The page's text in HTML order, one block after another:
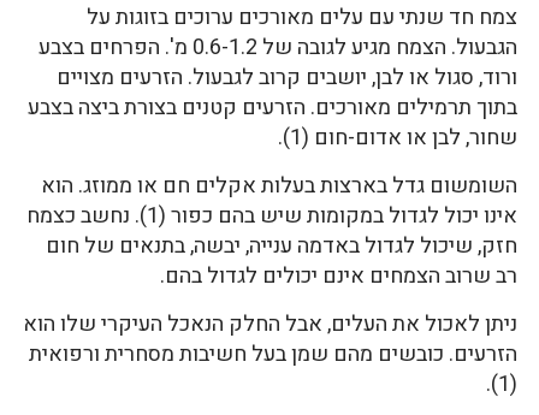
צמח חד שנתי עם עלים מאורכים ערוכים בזוגות על
הגבעול. הצמח מגיע לגובה של 0.6-1.2 מ'. הפרחים בצבע
ורוד, סגול או לבן, יושבים קרוב לגבעול. הזרעים מצויים
בתוך תרמילים מאורכים. הזרעים קטנים בצורת ביצה בצבע
שחור, לבן או אדום-חום (1).
השומשום גדל בארצות בעלות אקלים חם או ממוזג. הוא
אינו יכול לגדול במקומות שיש בהם כפור (1). נחשב כצמח
חזק, שיכול לגדול באדמה ענייה, יבשה, בתנאים של חום
רב שרוב הצמחים אינם יכולים לגדול בהם.
ניתן לאכול את העלים, אבל החלק הנאכל העיקרי שלו הוא
הזרעים. כובשים מהם שמן בעל חשיבות מסחרית ורפואית
(1).